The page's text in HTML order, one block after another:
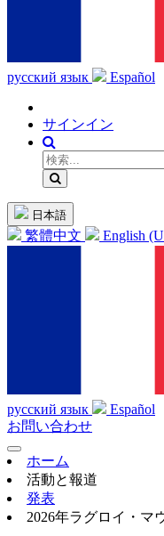
русский язык
Español
サインイン
日本語
繁體中文 English
русский язык
Español
お問い合わせ
ホーム
活動と報道
発表
2026年ラグロイ・マ